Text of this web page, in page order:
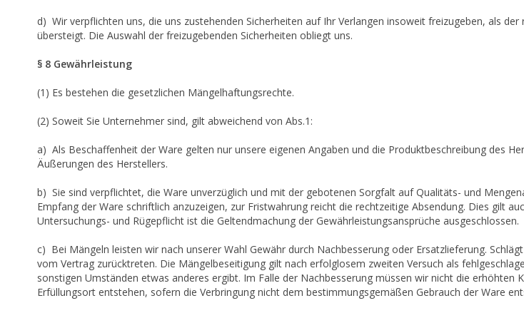
d) Wir verpflichten uns, die uns zustehenden Sicherheiten auf Ihr Verlangen insoweit freizugeben, als
übersteigt. Die Auswahl der freizugebenden Sicherheiten obliegt uns.
§ 8 Gewährleistung
(1) Es bestehen die gesetzlichen Mängelhaftungsrechte.
(2) Soweit Sie Unternehmer sind, gilt abweichend von Abs.1:
a) Als Beschaffenheit der Ware gelten nur unsere eigenen Angaben und die Produktbeschreibung des
Äußerungen des Herstellers.
b) Sie sind verpflichtet, die Ware unverzüglich und mit der gebotenen Sorgfalt auf Qualitäts- und
Empfang der Ware schriftlich anzuzeigen, zur Fristwahrung reicht die rechtzeitige Absendung. Dies gilt
Untersuchungs- und Rügepflicht ist die Geltendmachung der Gewährleistungsansprüche ausgeschlossen.
c) Bei Mängeln leisten wir nach unserer Wahl Gewähr durch Nachbesserung oder Ersatzlieferung.
vom Vertrag zurücktreten. Die Mängelbeseitigung gilt nach erfolglosem zweiten Versuch als
sonstigen Umständen etwas anderes ergibt. Im Falle der Nachbesserung müssen wir nicht die erhöhten
Erfüllungsort entstehen, sofern die Verbringung nicht dem bestimmungsgemäßen Gebrauch der Ware